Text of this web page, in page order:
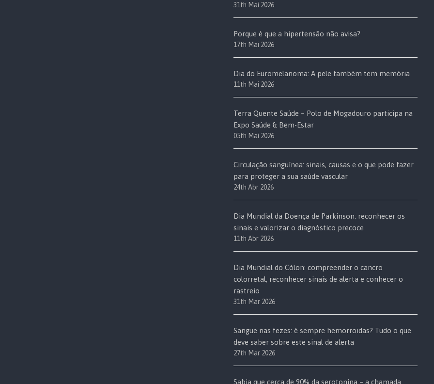
31th Mai 2026
Porque é que a hipertensão não avisa?
17th Mai 2026
Dia do Euromelanoma: A pele também tem memória
11th Mai 2026
Terra Quente Saúde – Polo de Mogadouro participa na
Expo Saúde & Bem-Estar
05th Mai 2026
Circulação sanguínea: sinais, causas e o que pode fazer
para proteger a sua saúde vascular
24th Abr 2026
Dia Mundial da Doença de Parkinson: reconhecer os
sinais e valorizar o diagnóstico precoce
11th Abr 2026
Dia Mundial do Cólon: compreender o cancro
colorretal, reconhecer sinais de alerta e conhecer o
rastreio
31th Mar 2026
Sangue nas fezes: é sempre hemorroidas? Tudo o que
deve saber sobre este sinal de alerta
27th Mar 2026
Sabia que cerca de 90% da serotonina – a chamada